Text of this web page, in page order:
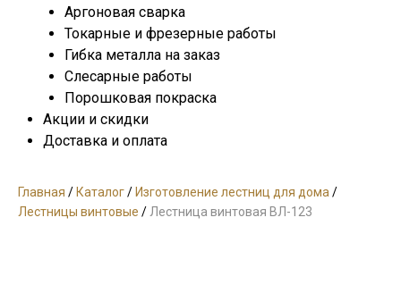
Аргоновая сварка
Токарные и фрезерные работы
Гибка металла на заказ
Слесарные работы
Порошковая покраска
Акции и скидки
Доставка и оплата
Главная /Каталог/Изготовление лестниц для дома /
Лестницы винтовые / Лестница винтовая ВЛ-123